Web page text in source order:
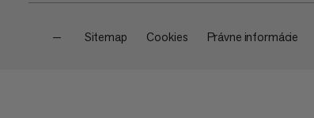
— Sitemap Cookies Právne informácie